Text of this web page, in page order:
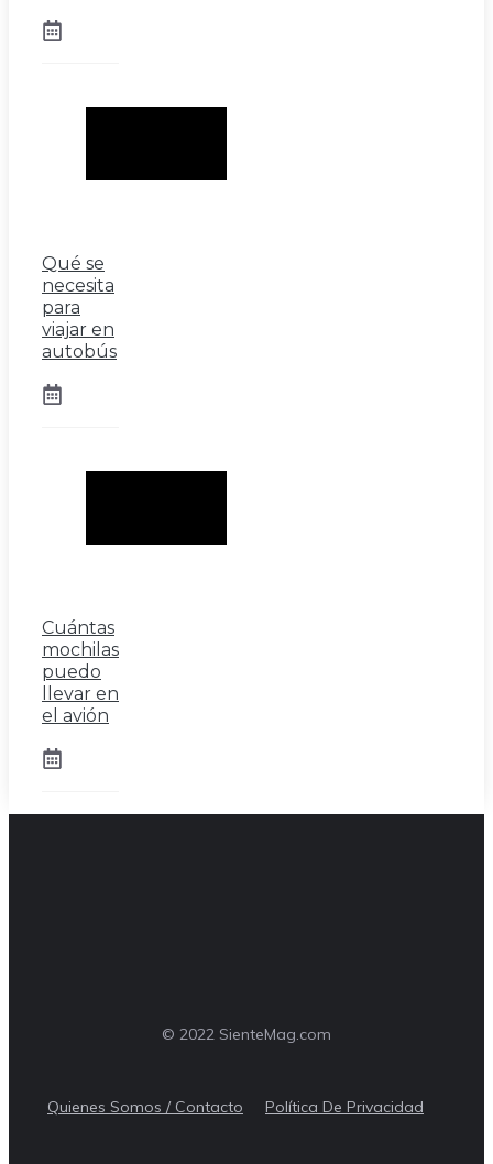
Qué se
necesita
para
viajar en
autobús
Cuántas
mochilas
puedo
llevar en
el avión
© 2022 SienteMag.com
Quienes Somos / Contacto Política De Privacidad